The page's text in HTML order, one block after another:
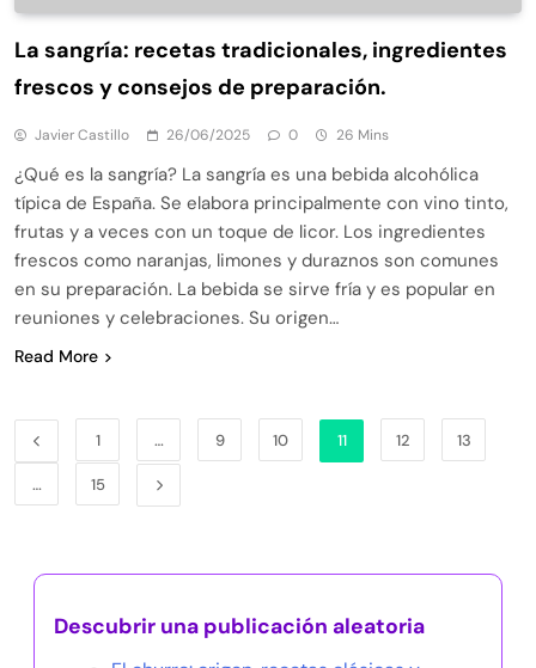
La sangría: recetas tradicionales, ingredientes
frescos y consejos de preparación.
Javier Castillo 26/06/2025 0 26 Mins
¿Qué es la sangría? La sangría es una bebida alcohólica
típica de España. Se elabora principalmente con vino tinto,
frutas y a veces con un toque de licor. Los ingredientes
frescos como naranjas, limones y duraznos son comunes
en su preparación. La bebida se sirve fría y es popular en
reuniones y celebraciones. Su origen…
Read More
1 … 9 10 11 12 13
… 15
Descubrir una publicación aleatoria